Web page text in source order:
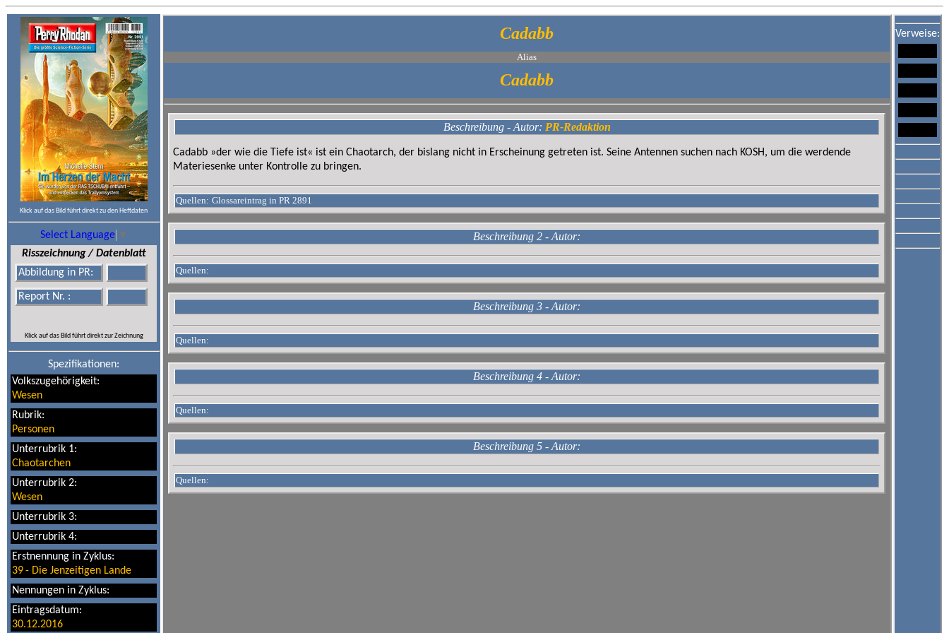
Klick auf das Bild führt direkt zu den Heftdaten
Select Language ▼
Risszeichnung / Datenblatt
Abbildung in PR:
Report Nr. :
Klick auf das Bild führt direkt zur Zeichnung
Spezifikationen:
Volkszugehörigkeit:
Wesen
Rubrik:
Personen
Unterrubrik 1:
Chaotarchen
Unterrubrik 2:
Wesen
Unterrubrik 3:
Unterrubrik 4:
Erstnennung in Zyklus:
39- Die Jenzeitigen Lande
Nennungen in Zyklus:
Eintragsdatum:
30.12.2016
Cadabb
Alias
Cadabb
Beschreibung - Autor: PR-Redaktion
Cadabb »der wie die Tiefe ist« ist ein Chaotarch, der bislang nicht in Erscheinung getreten ist. Seine Antennen suchen nach KOSH, um die werdende
Materiesenke unter Kontrolle zu bringen.
Quellen: Glossareintrag in PR 2891
Beschreibung 2 - Autor:
Quellen:
Beschreibung 3 - Autor:
Quellen:
Beschreibung 4 - Autor:
Quellen:
Beschreibung 5 - Autor:
Quellen:
Verweise: